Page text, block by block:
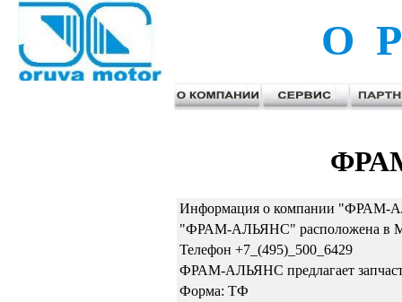
О
Информация о компании "ФРАМ-
"ФРАМ-АЛЬЯНС" расположена в
Телефон +7_(495)_500_6429
ФРАМ-АЛЬЯНС предлагает
Форма: ТФ